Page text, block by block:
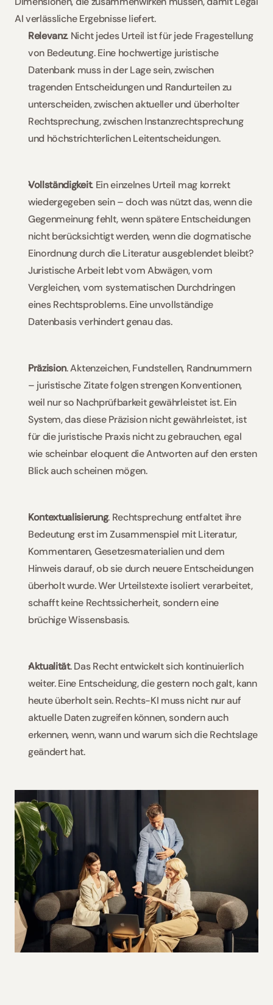
AI verlässliche Ergebnisse liefert.
Relevanz. Nicht jedes Urteil ist für jede Fragestellung
von Bedeutung. Eine hochwertige juristische
Datenbank muss in der Lage sein, zwischen
tragenden Entscheidungen und Randurteilen zu
unterscheiden, zwischen aktueller und überholter
Rechtsprechung, zwischen Instanzrechtsprechung
und höchstrichterlichen Leitentscheidungen.
Vollständigkeit. Ein einzelnes Urteil mag korrekt
wiedergegeben sein – doch was nützt das, wenn die
Gegenmeinung fehlt, wenn spätere Entscheidungen
nicht berücksichtigt werden, wenn die dogmatische
Einordnung durch die Literatur ausgeblendet bleibt?
Juristische Arbeit lebt vom Abwägen, vom
Vergleichen, vom systematischen Durchdringen
eines Rechtsproblems. Eine unvollständige
Datenbasis verhindert genau das.
Präzision. Aktenzeichen, Fundstellen, Randnummern
– juristische Zitate folgen strengen Konventionen,
weil nur so Nachprüfbarkeit gewährleistet ist. Ein
System, das diese Präzision nicht gewährleistet, ist
für die juristische Praxis nicht zu gebrauchen, egal
wie scheinbar eloquent die Antworten auf den ersten
Blick auch scheinen mögen.
Kontextualisierung. Rechtsprechung entfaltet ihre
Bedeutung erst im Zusammenspiel mit Literatur,
Kommentaren, Gesetzesmaterialien und dem
Hinweis darauf, ob sie durch neuere Entscheidungen
überholt wurde. Wer Urteilstexte isoliert verarbeitet,
schafft keine Rechtssicherheit, sondern eine
brüchige Wissensbasis.
Aktualität. Das Recht entwickelt sich kontinuierlich
weiter. Eine Entscheidung, die gestern noch galt, kann
heute überholt sein. Rechts-KI muss nicht nur auf
aktuelle Daten zugreifen können, sondern auch
erkennen, wenn, wann und warum sich die Rechtslage
geändert hat.